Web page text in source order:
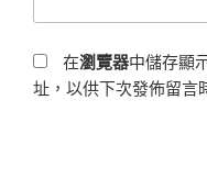
在瀏覽器中儲存顯
址，以供下次發佈留言